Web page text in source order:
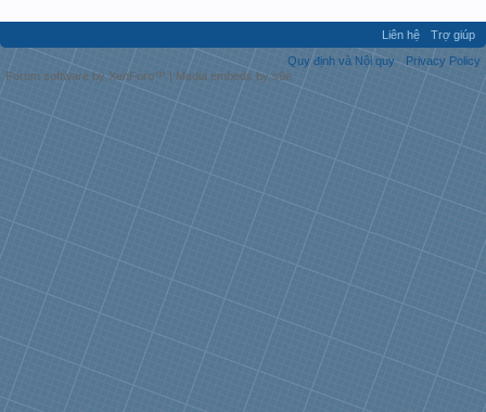
Liên hệ
Trợ giúp
Quy định và Nội quy
Privacy Policy
Forum software by XenForo™ | Media embeds by s9e